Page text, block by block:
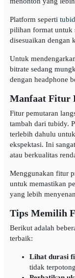
Platform seperti
pilihan format untuk
disesuaikan dengan
Untuk
bitrate sedang
dengan headphone
Manfaat Fitur
Fitur pemutaran
tambah dari tubidy.
terlebih dahulu
ekspektasi. Ini
atau berkualitas
Menggunakan fitur
untuk memastikan
yang lebih
Tips Memilih
Berikut adalah
terbaik:
Lihat durasi
tidak